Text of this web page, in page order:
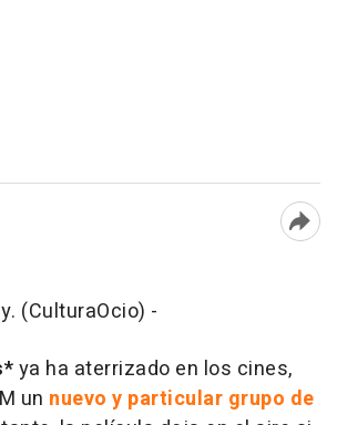
(CulturaOcio) -
ya ha aterrizado en los cines,
un nuevo y particular grupo de